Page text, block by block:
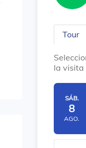
Tour
la visita
SÁB.
8
AGO.